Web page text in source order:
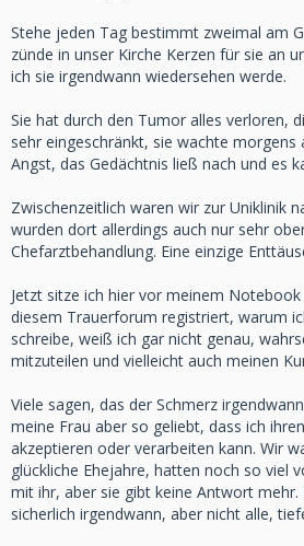
Stehe jeden Tag bestimmt zweimal am
zünde in unser Kirche Kerzen für sie an
ich sie irgendwann wiedersehen werde.
Sie hat durch den Tumor alles verloren,
sehr eingeschränkt, sie wachte
Angst, das Gedächtnis ließ nach und es
Zwischenzeitlich waren wir zur Uniklinik
wurden dort allerdings auch nur sehr
Chefarztbehandlung. Eine einzige
Jetzt sitze ich hier vor meinem
diesem Trauerforum registriert, warum
schreibe, weiß ich gar nicht genau,
mitzuteilen und vielleicht auch meinen
Viele sagen, das der Schmerz
meine Frau aber so geliebt, dass ich
akzeptieren oder verarbeiten kann. Wir
glückliche Ehejahre, hatten noch so viel
mit ihr, aber sie gibt keine Antwort mehr.
sicherlich irgendwann, aber nicht alle,